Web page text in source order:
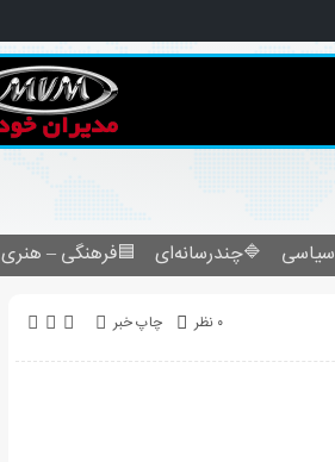
🔷چندرسانه‌ای 🟦فرهنگی – هنری
چاپ خبر ۰ نظر